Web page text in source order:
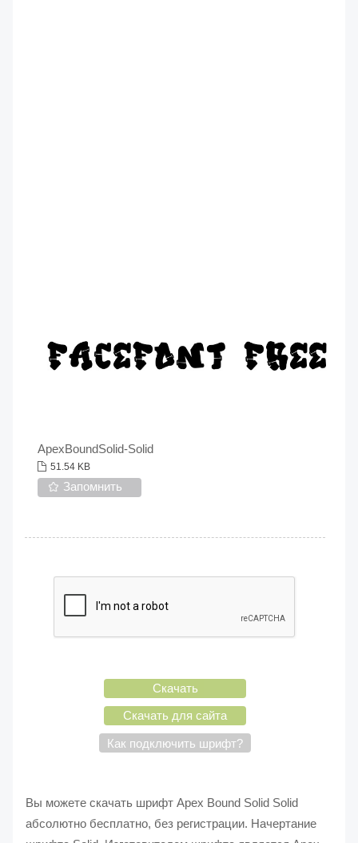
ApexBoundSolid-Solid
51.54 KB
Запомнить
Скачать
Скачать для сайта
Как подключить шрифт?
Вы можете скачать шрифт Apex Bound Solid Solid
абсолютно бесплатно, без регистрации. Начертание